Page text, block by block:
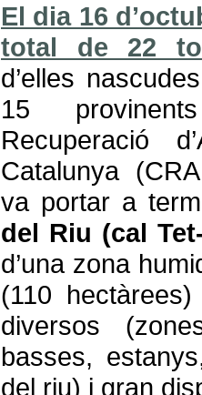
El dia 16
total de 22
d’elles
15
Recuperació
Catalunya
va portar a
del Riu (cal
d’una zona
(110
diversos
basses,
del riu) i gran